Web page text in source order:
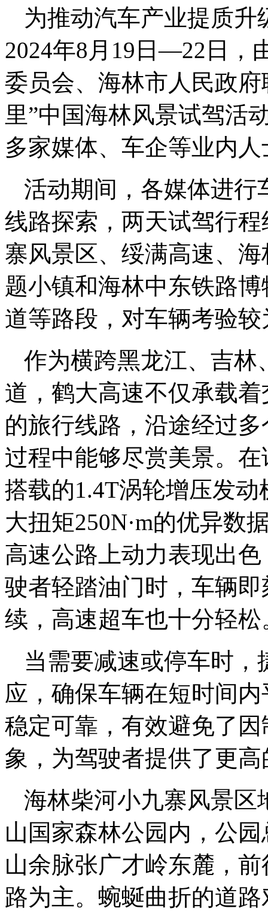
为推动汽车产业提质升
2024年8月19日—22日，
委员会、海林市人民政
里”中国海林风景试驾活
多家媒体、车企等业内
活动期间，各媒体进行
线路探索，两天试驾行
寨风景区、绥满高速、
题小镇和海林中东铁路
道等路段，对车辆考验
作为横跨黑龙江、吉林
道，鹤大高速不仅承载
的旅行线路，沿途经过
过程中能够尽赏美景。
搭载的1.4T涡轮增压发
大扭矩250N·m的优异数
高速公路上动力表现出
驶者轻踏油门时，车辆
续，高速超车也十分轻松
当需要减速或停车时，
应，确保车辆在短时间
稳定可靠，有效避免了
象，为驾驶者提供了更
海林柴河小九寨风景
山国家森林公园内，公
山余脉张广才岭东麓，
路为主。蜿蜒曲折的道